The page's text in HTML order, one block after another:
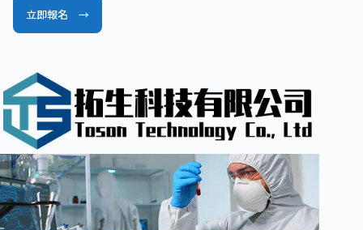
立即報名 →